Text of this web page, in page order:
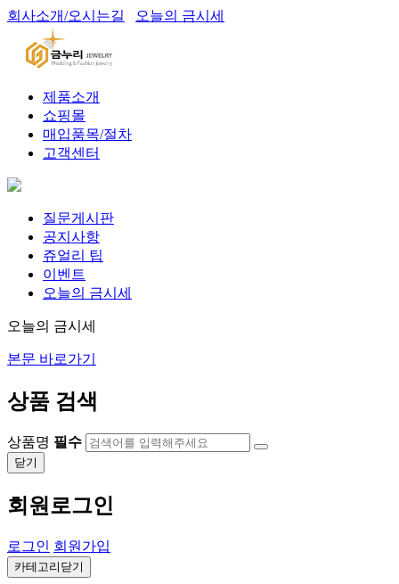
회사소개/오시는길 오늘의 금시세
제품소개
쇼핑몰
매입품목/절차
고객센터
질문게시판
공지사항
쥬얼리 팁
이벤트
오늘의 금시세
오늘의 금시세
본문 바로가기
상품 검색
상품명 필수
닫기
회원로그인
로그인 회원가입
카테고리닫기